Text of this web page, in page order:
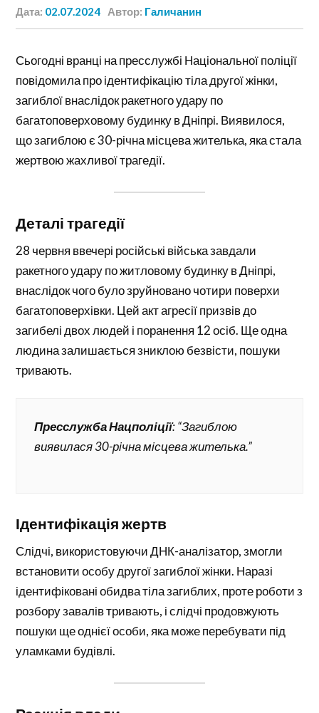
Дата: 02.07.2024 Автор: Галичанин
Сьогодні вранці на пресслужбі Національної поліції
повідомила про ідентифікацію тіла другої жінки,
загиблої внаслідок ракетного удару по
багатоповерховому будинку в Дніпрі. Виявилося,
що загиблою є 30-річна місцева жителька, яка стала
жертвою жахливої трагедії.
Деталі трагедії
28 червня ввечері російські війська завдали
ракетного удару по житловому будинку в Дніпрі,
внаслідок чого було зруйновано чотири поверхи
багатоповерхівки. Цей акт агресії призвів до
загибелі двох людей і поранення 12 осіб. Ще одна
людина залишається зниклою безвісти, пошуки
тривають.
Пресслужба Нацполіції: “Загиблою
виявилася 30-річна місцева жителька.”
Ідентифікація жертв
Слідчі, використовуючи ДНК-аналізатор, змогли
встановити особу другої загиблої жінки. Наразі
ідентифіковані обидва тіла загиблих, проте роботи з
розбору завалів тривають, і слідчі продовжують
пошуки ще однієї особи, яка може перебувати під
уламками будівлі.